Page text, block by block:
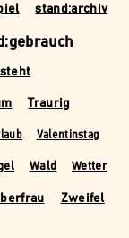
stand:archiv
Traurig
Valentinstag
Wald Wetter
Zweifel